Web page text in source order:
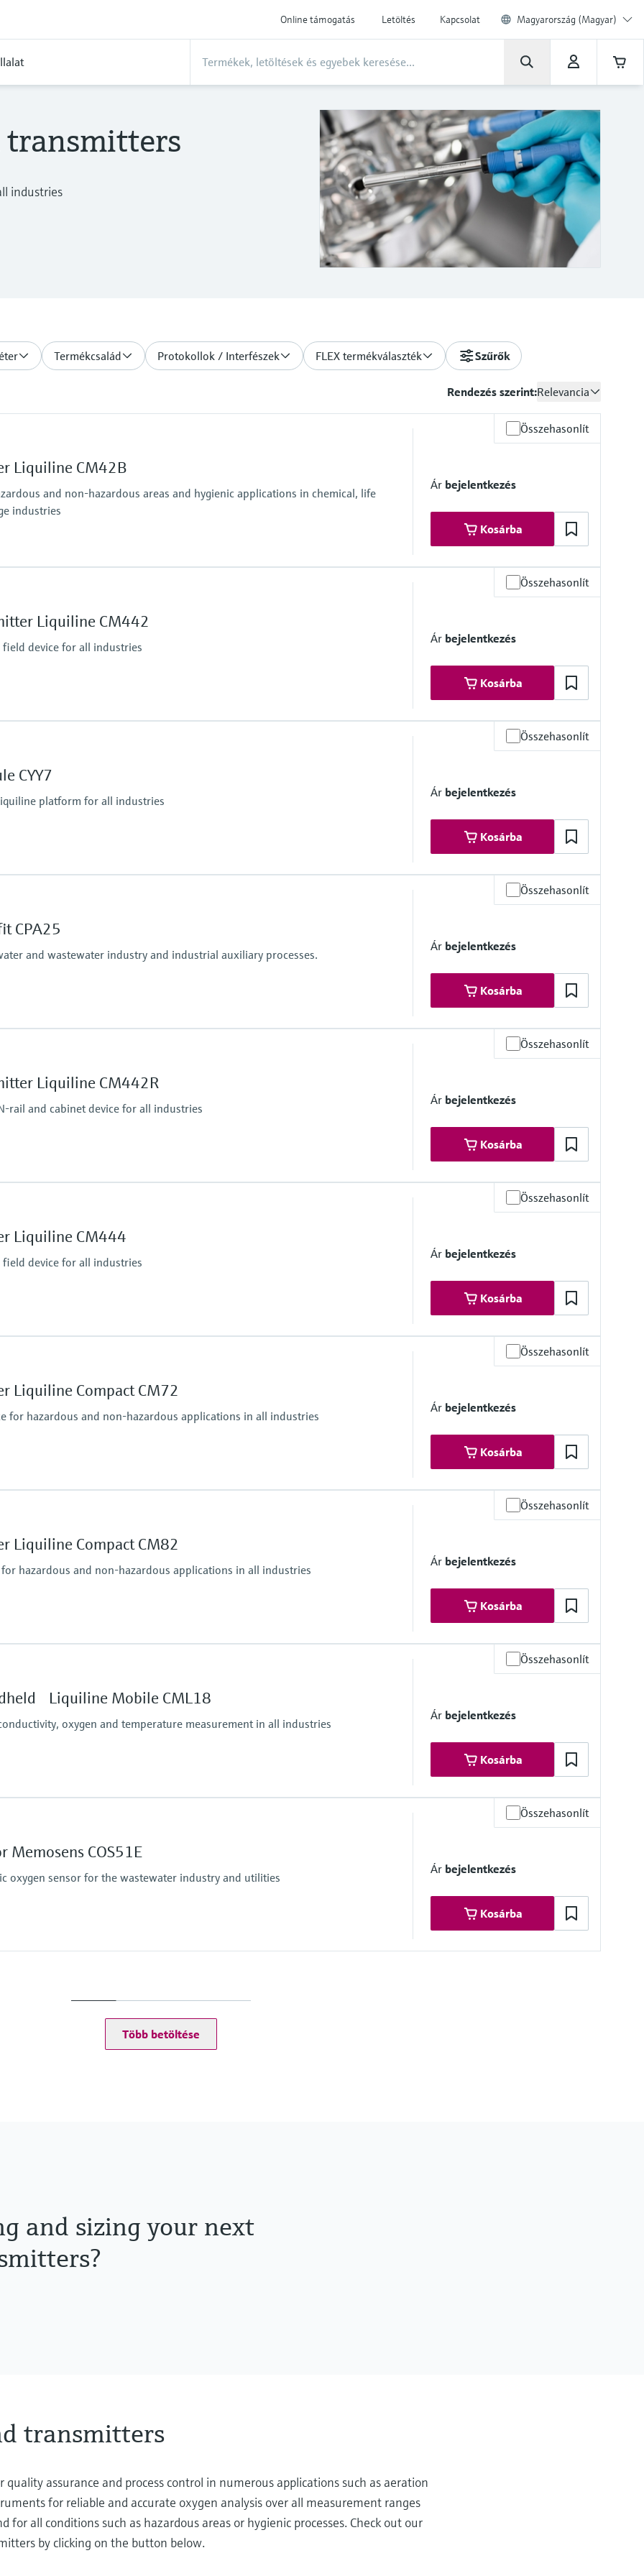
Online támogatás Letöltés Kapcsolat Magyarország (Magyar)
transmitters
industries
Termékcsalád Protokollok / Interfészek FLEX termékválaszték Szűrők
Rendezés szerint:Relevancia
Összehasonlít
Liquiline CM42B
and non-hazardous areas and hygienic applications in chemical, life
industries
Ár bejelentkezés
Kosárba
second output possible; HART communication,
Összehasonlít
Liquiline CM442
device for all industries
Ár bejelentkezés
Kosárba
Összehasonlít
CYY7
platform for all industries
Ár bejelentkezés
Kosárba
Összehasonlít
CPA25
and wastewater industry and industrial auxiliary processes.
Ár bejelentkezés
Kosárba
Összehasonlít
Liquiline CM442R
rail and cabinet device for all industries
Ár bejelentkezés
Kosárba
RS485,
Összehasonlít
Liquiline CM444
device for all industries
Ár bejelentkezés
Kosárba
alarmrelay,
Modbus TCP, Ethernet
Összehasonlít
Liquiline Compact CM72
for hazardous and non-hazardous applications in all industries
Ár bejelentkezés
Kosárba
Összehasonlít
Liquiline Compact CM82
hazardous and non-hazardous applications in all industries
Ár bejelentkezés
Kosárba
Összehasonlít
Liquiline Mobile CML18
oxygen and temperature measurement in all industries
Ár bejelentkezés
Kosárba
Összehasonlít
Memosens COS51E
oxygen sensor for the wastewater industry and utilities
Ár bejelentkezés
Kosárba
(Max. 72.5 psi abs)
Több betöltése
and sizing your next
transmitters
assurance and process control in numerous applications such as aeration
for reliable and accurate oxygen analysis over all measurement ranges
all conditions such as hazardous areas or hygienic processes. Check out our
by clicking on the button below.